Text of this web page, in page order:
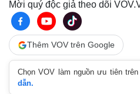
Mời quý độc giả theo dõi
Thêm VOV trên Google
Chọn VOV làm nguồn ưu tiên
dẫn.